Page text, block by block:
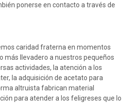
ponerse en contacto a través de
caridad fraterna en momentos
más llevadero a nuestros pequeños
actividades, la atención a los
la adquisición de acetato para
altruista fabrican material
para atender a los feligreses que lo